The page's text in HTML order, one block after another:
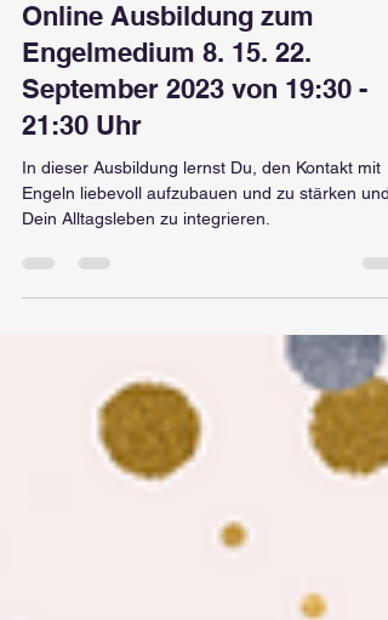
Online Ausbildung zum
Engelmedium 8. 15. 22.
September 2023 von 19:30 -
21:30 Uhr
In dieser Ausbildung lernst Du, den Kontakt mit
Engeln liebevoll aufzubauen und zu stärken und
Dein Alltagsleben zu integrieren.